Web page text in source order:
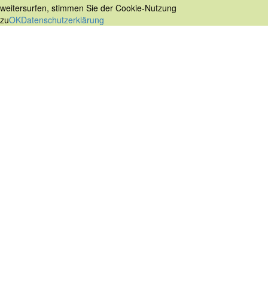
weitersurfen, stimmen Sie der Cookie-Nutzung
zuOKDatenschutzerklärung